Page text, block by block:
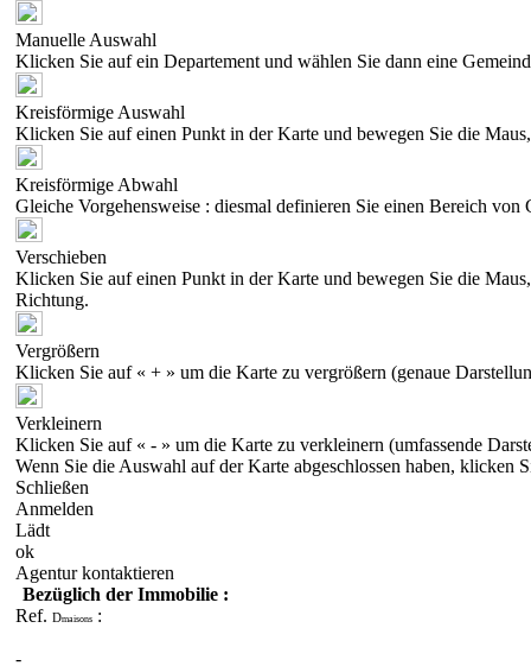
Manuelle Auswahl
Klicken Sie auf ein Departement und wählen Sie dann eine
Kreisförmige Auswahl
Klicken Sie auf einen Punkt in der Karte und bewegen Sie die
Kreisförmige Abwahl
Gleiche Vorgehensweise : diesmal definieren Sie einen Bereich von
Verschieben
Klicken Sie auf einen Punkt in der Karte und bewegen Sie die
Richtung.
Vergrößern
Klicken Sie auf « + » um die Karte zu vergrößern (genaue
Verkleinern
Klicken Sie auf « - » um die Karte zu verkleinern (umfassende
Wenn Sie die Auswahl auf der Karte abgeschlossen haben, klicken
Schließen
Anmelden
Lädt
ok
Agentur kontaktieren
Bezüglich der Immobilie :
Ref. Dmaisons :
-